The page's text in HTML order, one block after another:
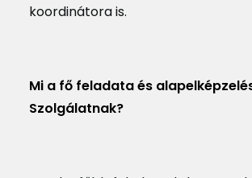
koordinátora is.
Mi a fő feladata és
Szolgálatnak?